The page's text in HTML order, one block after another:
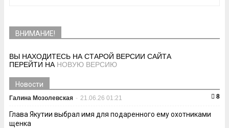
ВНИМАНИЕ!
ВЫ НАХОДИТЕСЬ НА СТАРОЙ ВЕРСИИ САЙТА
ПЕРЕЙТИ НА НОВУЮ ВЕРСИЮ
Новости
Галина Мозолевская - 21.06.26 01:21 8
Глава Якутии выбрал имя для подаренного ему охотниками
щенка